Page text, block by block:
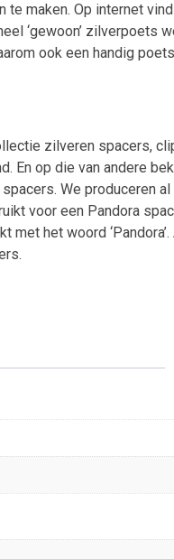
te maken. Op internet
‘gewoon’ zilverpoets
ook een handig
zilveren spacers,
En op die van andere
We produceren al
voor een Pandora
het woord ‘Pandora’.